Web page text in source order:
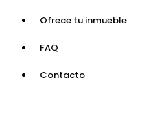
Ofrece tu inmueble
FAQ
Contacto